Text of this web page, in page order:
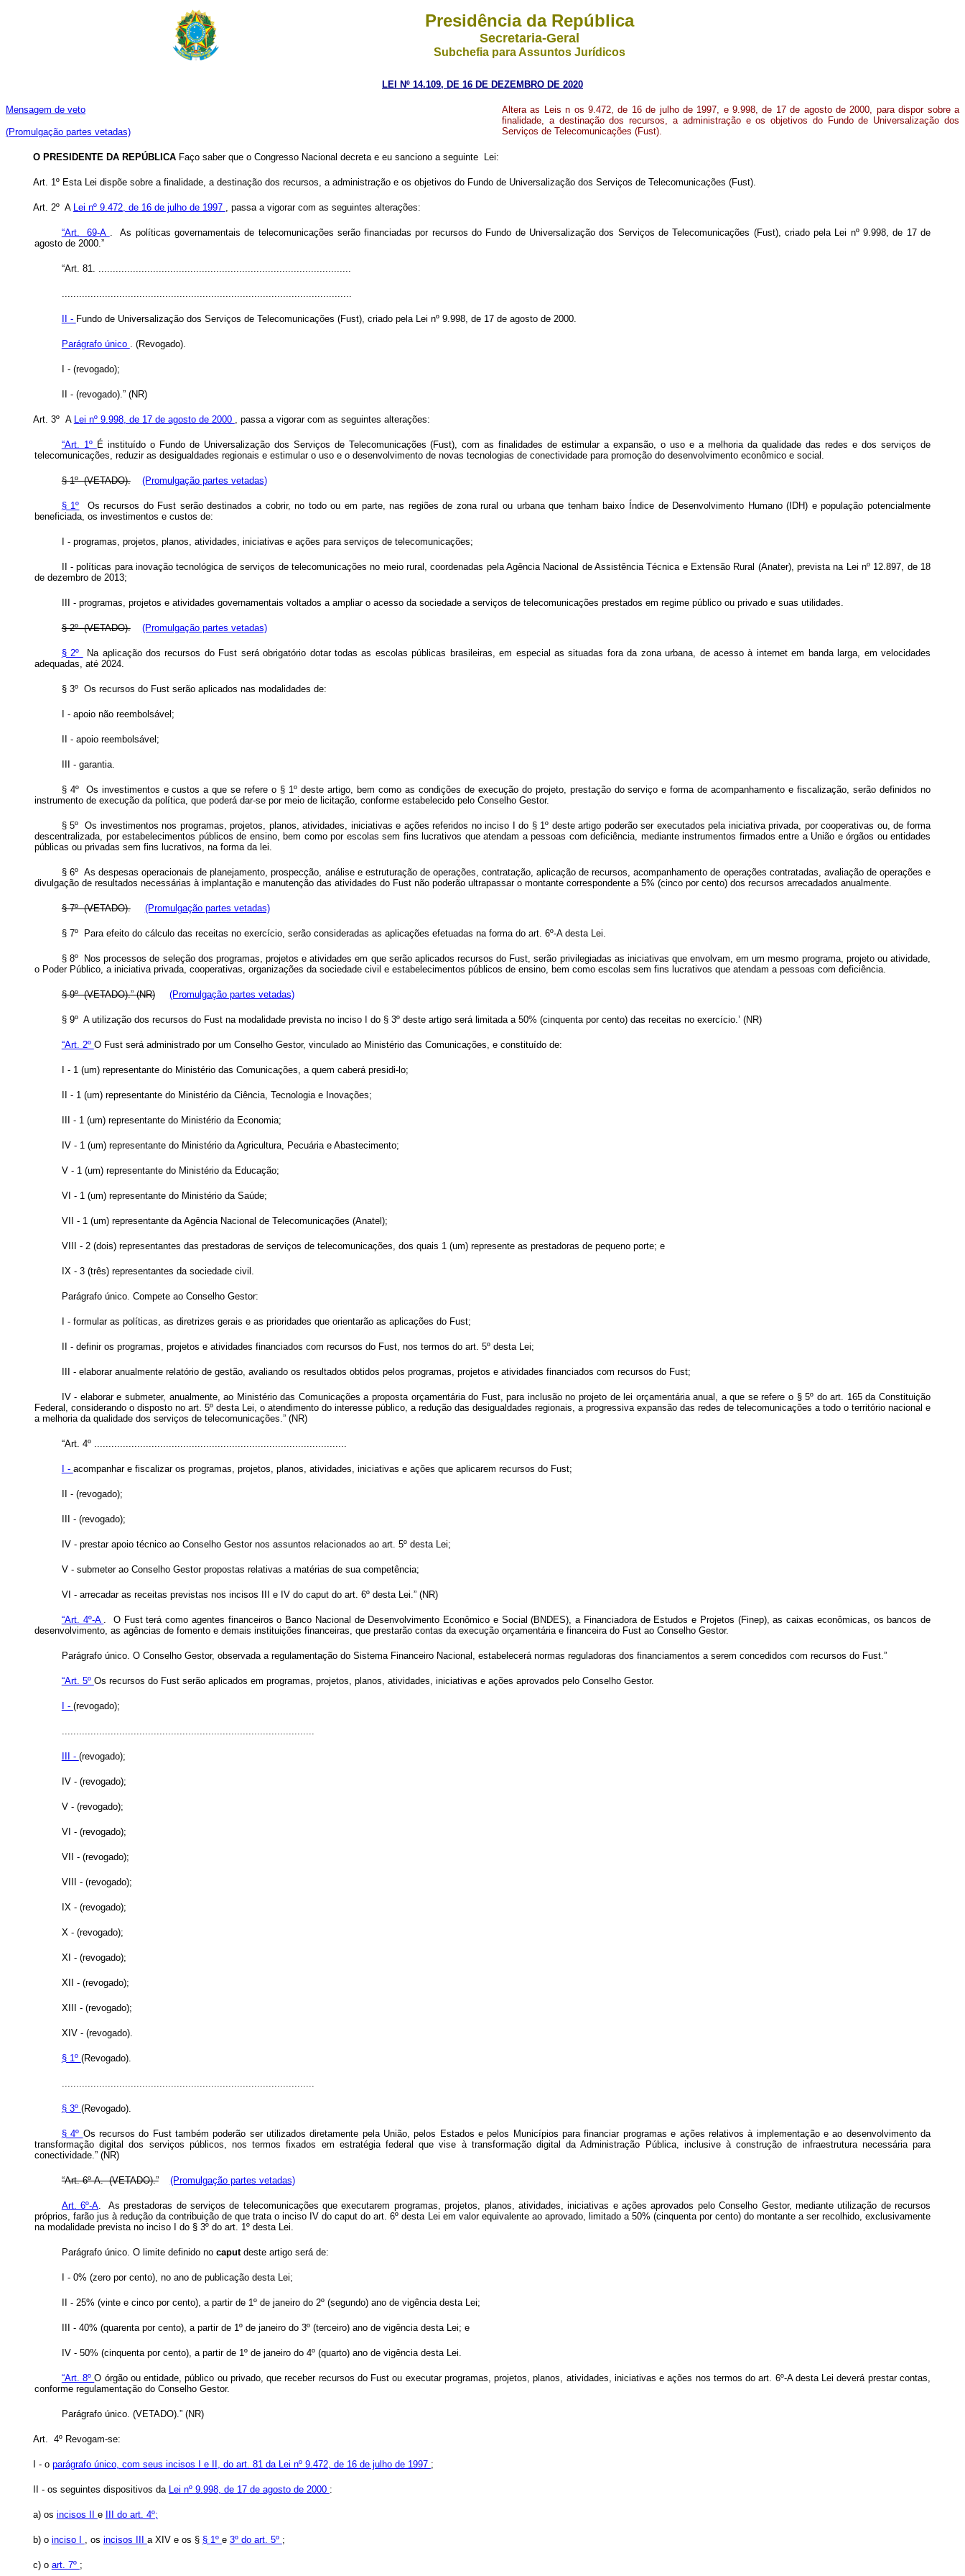
Presidência da República
Secretaria-Geral
Subchefia para Assuntos Jurídicos
LEI Nº 14.109, DE 16 DE DEZEMBRO DE 2020
Mensagem de veto
(Promulgação partes vetadas)
Altera as Leis n os 9.472, de 16 de julho de 1997, e 9.998, de 17 de agosto de 2000, para dispor sobre a
finalidade, a destinação dos recursos, a administração e os objetivos do Fundo de Universalização dos
Serviços de Telecomunicações (Fust).
O PRESIDENTE DA REPÚBLICA Faço saber que o Congresso Nacional decreta e eu sanciono a seguinte Lei:
Art. 1º Esta Lei dispõe sobre a finalidade, a destinação dos recursos, a administração e os objetivos do Fundo de Universalização dos Serviços de Telecomunicações (Fust).
Art. 2º A Lei nº 9.472, de 16 de julho de 1997 , passa a vigorar com as seguintes alterações:
“Art. 69-A . As políticas governamentais de telecomunicações serão financiadas por recursos do Fundo de Universalização dos Serviços de Telecomunicações (Fust), criado pela Lei nº 9.998, de 17 de
agosto de 2000.”
“Art. 81. ........................................................................................
.....................................................................................................
II - Fundo de Universalização dos Serviços de Telecomunicações (Fust), criado pela Lei nº 9.998, de 17 de agosto de 2000.
Parágrafo único . (Revogado).
I - (revogado);
II - (revogado).” (NR)
Art. 3º A Lei nº 9.998, de 17 de agosto de 2000 , passa a vigorar com as seguintes alterações:
“Art. 1º É instituído o Fundo de Universalização dos Serviços de Telecomunicações (Fust), com as finalidades de estimular a expansão, o uso e a melhoria da qualidade das redes e dos serviços de
telecomunicações, reduzir as desigualdades regionais e estimular o uso e o desenvolvimento de novas tecnologias de conectividade para promoção do desenvolvimento econômico e social.
§ 1º (VETADO). (Promulgação partes vetadas)
§ 1º Os recursos do Fust serão destinados a cobrir, no todo ou em parte, nas regiões de zona rural ou urbana que tenham baixo Índice de Desenvolvimento Humano (IDH) e população potencialmente
beneficiada, os investimentos e custos de:
I - programas, projetos, planos, atividades, iniciativas e ações para serviços de telecomunicações;
II - políticas para inovação tecnológica de serviços de telecomunicações no meio rural, coordenadas pela Agência Nacional de Assistência Técnica e Extensão Rural (Anater), prevista na Lei nº 12.897, de 18
de dezembro de 2013;
III - programas, projetos e atividades governamentais voltados a ampliar o acesso da sociedade a serviços de telecomunicações prestados em regime público ou privado e suas utilidades.
§ 2º (VETADO). (Promulgação partes vetadas)
§ 2º
Na aplicação dos recursos do Fust será obrigatório dotar todas as escolas públicas brasileiras, em especial as situadas fora da zona urbana, de acesso à internet em banda larga, em velocidades
adequadas, até 2024.
§ 3º Os recursos do Fust serão aplicados nas modalidades de:
I - apoio não reembolsável;
II - apoio reembolsável;
III - garantia.
§ 4º Os investimentos e custos a que se refere o § 1º deste artigo, bem como as condições de execução do projeto, prestação do serviço e forma de acompanhamento e fiscalização, serão definidos no
instrumento de execução da política, que poderá dar-se por meio de licitação, conforme estabelecido pelo Conselho Gestor.
§ 5º Os investimentos nos programas, projetos, planos, atividades, iniciativas e ações referidos no inciso I do § 1º deste artigo poderão ser executados pela iniciativa privada, por cooperativas ou, de forma
descentralizada, por estabelecimentos públicos de ensino, bem como por escolas sem fins lucrativos que atendam a pessoas com deficiência, mediante instrumentos firmados entre a União e órgãos ou entidades
públicas ou privadas sem fins lucrativos, na forma da lei.
§ 6º As despesas operacionais de planejamento, prospecção, análise e estruturação de operações, contratação, aplicação de recursos, acompanhamento de operações contratadas, avaliação de operações e
divulgação de resultados necessárias à implantação e manutenção das atividades do Fust não poderão ultrapassar o montante correspondente a 5% (cinco por cento) dos recursos arrecadados anualmente.
§ 7º (VETADO). (Promulgação partes vetadas)
§ 7º Para efeito do cálculo das receitas no exercício, serão consideradas as aplicações efetuadas na forma do art. 6º-A desta Lei.
§ 8º Nos processos de seleção dos programas, projetos e atividades em que serão aplicados recursos do Fust, serão privilegiadas as iniciativas que envolvam, em um mesmo programa, projeto ou atividade,
o Poder Público, a iniciativa privada, cooperativas, organizações da sociedade civil e estabelecimentos públicos de ensino, bem como escolas sem fins lucrativos que atendam a pessoas com deficiência.
§ 9º (VETADO).” (NR) (Promulgação partes vetadas)
§ 9º A utilização dos recursos do Fust na modalidade prevista no inciso I do § 3º deste artigo será limitada a 50% (cinquenta por cento) das receitas no exercício.’ (NR)
“Art. 2º O Fust será administrado por um Conselho Gestor, vinculado ao Ministério das Comunicações, e constituído de:
I - 1 (um) representante do Ministério das Comunicações, a quem caberá presidi-lo;
II - 1 (um) representante do Ministério da Ciência, Tecnologia e Inovações;
III - 1 (um) representante do Ministério da Economia;
IV - 1 (um) representante do Ministério da Agricultura, Pecuária e Abastecimento;
V - 1 (um) representante do Ministério da Educação;
VI - 1 (um) representante do Ministério da Saúde;
VII - 1 (um) representante da Agência Nacional de Telecomunicações (Anatel);
VIII - 2 (dois) representantes das prestadoras de serviços de telecomunicações, dos quais 1 (um) represente as prestadoras de pequeno porte; e
IX - 3 (três) representantes da sociedade civil.
Parágrafo único. Compete ao Conselho Gestor:
I - formular as políticas, as diretrizes gerais e as prioridades que orientarão as aplicações do Fust;
II - definir os programas, projetos e atividades financiados com recursos do Fust, nos termos do art. 5º desta Lei;
III - elaborar anualmente relatório de gestão, avaliando os resultados obtidos pelos programas, projetos e atividades financiados com recursos do Fust;
IV - elaborar e submeter, anualmente, ao Ministério das Comunicações a proposta orçamentária do Fust, para inclusão no projeto de lei orçamentária anual, a que se refere o § 5º do art. 165 da Constituição
Federal, considerando o disposto no art. 5º desta Lei, o atendimento do interesse público, a redução das desigualdades regionais, a progressiva expansão das redes de telecomunicações a todo o território nacional e
a melhoria da qualidade dos serviços de telecomunicações.” (NR)
“Art. 4º ........................................................................................
I - acompanhar e fiscalizar os programas, projetos, planos, atividades, iniciativas e ações que aplicarem recursos do Fust;
II - (revogado);
III - (revogado);
IV - prestar apoio técnico ao Conselho Gestor nos assuntos relacionados ao art. 5º desta Lei;
V - submeter ao Conselho Gestor propostas relativas a matérias de sua competência;
VI - arrecadar as receitas previstas nos incisos III e IV do caput do art. 6º desta Lei.” (NR)
“Art. 4º-A . O Fust terá como agentes financeiros o Banco Nacional de Desenvolvimento Econômico e Social (BNDES), a Financiadora de Estudos e Projetos (Finep), as caixas econômicas, os bancos de
desenvolvimento, as agências de fomento e demais instituições financeiras, que prestarão contas da execução orçamentária e financeira do Fust ao Conselho Gestor.
Parágrafo único. O Conselho Gestor, observada a regulamentação do Sistema Financeiro Nacional, estabelecerá normas reguladoras dos financiamentos a serem concedidos com recursos do Fust.”
“Art. 5º Os recursos do Fust serão aplicados em programas, projetos, planos, atividades, iniciativas e ações aprovados pelo Conselho Gestor.
I - (revogado);
........................................................................................
III - (revogado);
IV - (revogado);
V - (revogado);
VI - (revogado);
VII - (revogado);
VIII - (revogado);
IX - (revogado);
X - (revogado);
XI - (revogado);
XII - (revogado);
XIII - (revogado);
XIV - (revogado).
§ 1º (Revogado).
........................................................................................
§ 3º (Revogado).
§ 4º Os recursos do Fust também poderão ser utilizados diretamente pela União, pelos Estados e pelos Municípios para financiar programas e ações relativos à implementação e ao desenvolvimento da
transformação digital dos serviços públicos, nos termos fixados em estratégia federal que vise à transformação digital da Administração Pública, inclusive à construção de infraestrutura necessária para
conectividade.” (NR)
“Art. 6º-A. (VETADO).” (Promulgação partes vetadas)
Art. 6º-A. As prestadoras de serviços de telecomunicações que executarem programas, projetos, planos, atividades, iniciativas e ações aprovados pelo Conselho Gestor, mediante utilização de recursos
próprios, farão jus à redução da contribuição de que trata o inciso IV do caput do art. 6º desta Lei em valor equivalente ao aprovado, limitado a 50% (cinquenta por cento) do montante a ser recolhido, exclusivamente
na modalidade prevista no inciso I do § 3º do art. 1º desta Lei.
Parágrafo único. O limite definido no caputdeste artigo será de:
I - 0% (zero por cento), no ano de publicação desta Lei;
II - 25% (vinte e cinco por cento), a partir de 1º de janeiro do 2º (segundo) ano de vigência desta Lei;
III - 40% (quarenta por cento), a partir de 1º de janeiro do 3º (terceiro) ano de vigência desta Lei; e
IV - 50% (cinquenta por cento), a partir de 1º de janeiro do 4º (quarto) ano de vigência desta Lei.
“Art. 8ºO órgão ou entidade, público ou privado, que receber recursos do Fust ou executar programas, projetos, planos, atividades, iniciativas e ações nos termos do art. 6º-A desta Lei deverá prestar contas,
conforme regulamentação do Conselho Gestor.
Parágrafo único. (VETADO).” (NR)
Art. 4º Revogam-se:
I - o parágrafo único, com seus incisos I e II, do art. 81 da Lei nº 9.472, de 16 de julho de 1997 ;
II - os seguintes dispositivos da Lei nº 9.998, de 17 de agosto de 2000 :
a) os incisos II e III do art. 4º;
b) o inciso I , os incisos III a XIV e os § § 1º e 3º do art. 5º ;
c) o art. 7º ;